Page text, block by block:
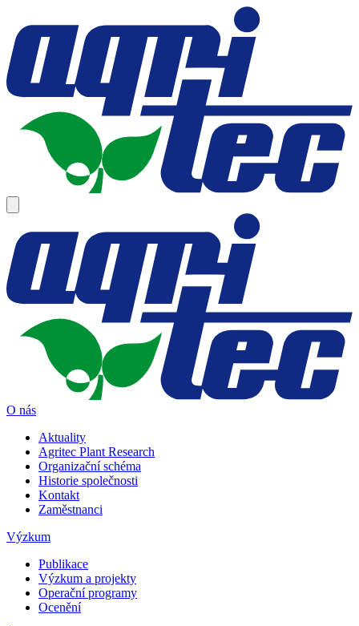
O nás
Aktuality
Agritec Plant Research
Organizační schéma
Historie společnosti
Kontakt
Zaměstnanci
Výzkum
Publikace
Výzkum a projekty
Operační programy
Ocenění